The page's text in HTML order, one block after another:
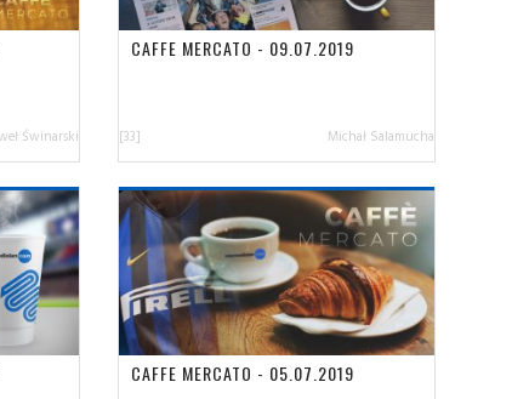
Świnarski
CAFFE MERCATO - 09.07.2019
[33] Michał Salamucha
CAFFE MERCATO - 05.07.2019